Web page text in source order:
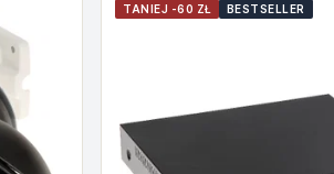
TANIEJ -60 ZŁ BESTSELLER